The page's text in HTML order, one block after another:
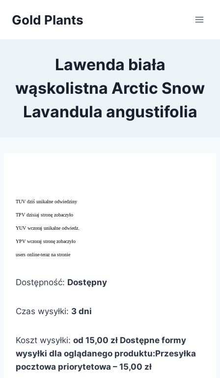
Gold Plants
Lawenda biała
wąskolistna Arctic Snow
Lavandula angustifolia
TUV dziś unikalne odwiedziny
TPV dzisiaj stronę zobaczyło
YUV wczoraj unikalne odwiedz.
YPV wczoraj stronę zobaczyło
users online-teraz na stronie
Dostępność: Dostępny
Czas wysyłki: 3 dni
Koszt wysyłki: od 15,00 zł Dostępne formy
wysyłki dla oglądanego produktu:Przesyłka
pocztowa priorytetowa – 15,00 zł